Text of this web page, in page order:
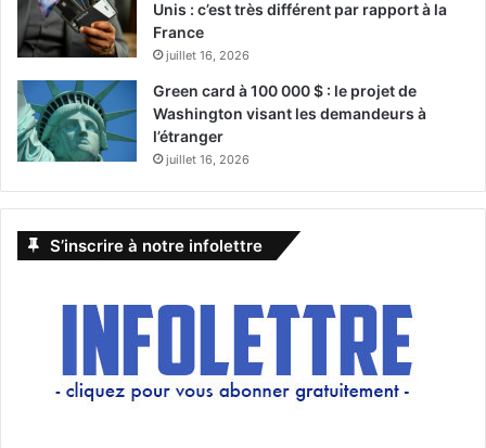
Unis : c’est très différent par rapport à la
France
juillet 16, 2026
Green card à 100 000 $ : le projet de
Washington visant les demandeurs à
l’étranger
juillet 16, 2026
S’inscrire à notre infolettre